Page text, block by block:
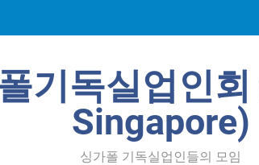
기독실업인회
Singapore)
싱가폴 기독실업인들의 모임